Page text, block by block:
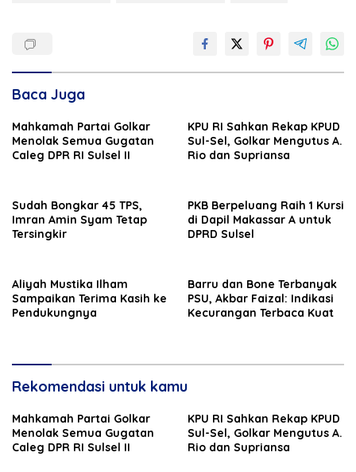
Baca Juga
Mahkamah Partai Golkar
Menolak Semua Gugatan
Caleg DPR RI Sulsel II
KPU RI Sahkan Rekap KPUD
Sul-Sel, Golkar Mengutus A.
Rio dan Supriansa
Sudah Bongkar 45 TPS,
Imran Amin Syam Tetap
Tersingkir
PKB Berpeluang Raih 1 Kursi
di Dapil Makassar A untuk
DPRD Sulsel
Aliyah Mustika Ilham
Sampaikan Terima Kasih ke
Pendukungnya
Barru dan Bone Terbanyak
PSU, Akbar Faizal: Indikasi
Kecurangan Terbaca Kuat
Rekomendasi untuk kamu
Mahkamah Partai Golkar
Menolak Semua Gugatan
Caleg DPR RI Sulsel II
KPU RI Sahkan Rekap KPUD
Sul-Sel, Golkar Mengutus A.
Rio dan Supriansa